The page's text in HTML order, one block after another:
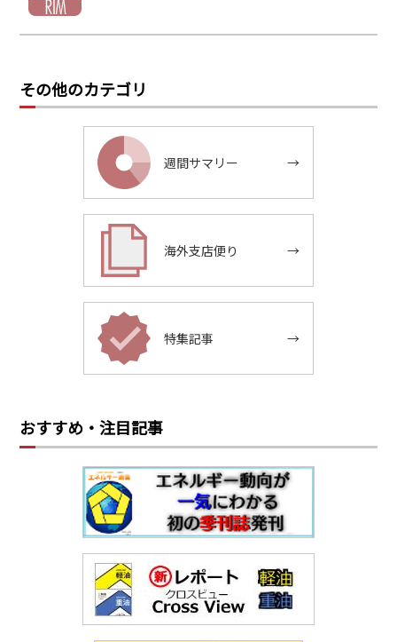
その他のカテゴリ
週間サマリー →
海外支店便り →
特集記事 →
おすすめ・注目記事